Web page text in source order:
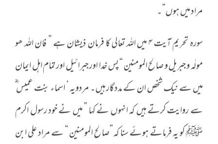
مراد میں ہوں“۔
سورہ تحریم آیت ۴ میں اللہ تعالی کا فرمان ذیشان ہے ” فان اللہ ھو
مولٰہ و جبریل و صالح المومنین “ پس خدا اور جبرائیل اور تمام اہل ایمان
میں سے نیک شخص ان کے مددگار ہیں۔ مردویہ ‘ اسماء بنت عمیس ؓ
سے روایت کرتے ہیں کہ انہوں نے کہا ” میں نے خود رسول اکرم
ﷺ کو یہ فرماتے ہوئے سنا کہ ”صالح المومنین “ سے مراد علی ابن